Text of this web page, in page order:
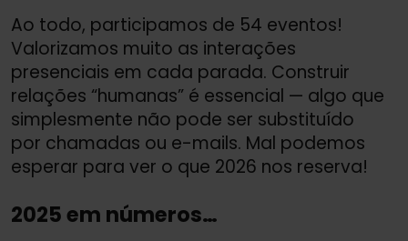
Ao todo, participamos de 54 eventos!
Valorizamos muito as interações
presenciais em cada parada. Construir
relações “humanas” é essencial — algo que
simplesmente não pode ser substituído
por chamadas ou e-mails. Mal podemos
esperar para ver o que 2026 nos reserva!
2025 em números…